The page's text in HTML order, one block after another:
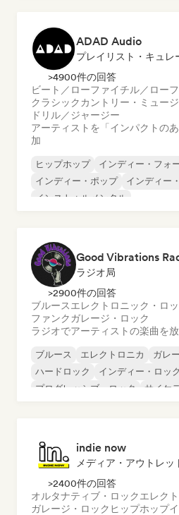
ADAD Audio
プレイリスト・キュレ
>4900件の回答
ビート／ローファイチル／ロー
クラシック カントリー・ミュー
ドリル／ジャージー
アーティストを「インパクトの
加
ヒップホップ
インディー・フォ
インディー・ポップ
インディー
インストゥルメンタル
Good Vibrations
ラジオ局
>2900件の回答
ブルースエレクトロニック・ロ
ファンクガレージ・ロック
ラジオでアーティストの楽曲を
ブルース エレクトロニカ
ガレ
ハードロック
インディー・ロック
プログレッシブ・ロック
サイケ
indie now
メディア・アウトレッ
>2400件の回答
オルタナティブ・ロックエレク
ガレージ・ロック ヒップホップ